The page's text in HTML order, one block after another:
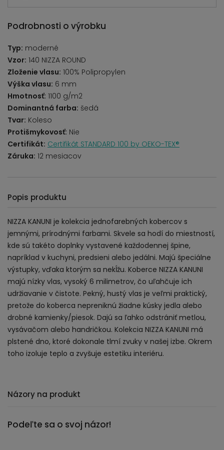
Podrobnosti o výrobku
Typ: moderné
Vzor: 140 NIZZA ROUND
Zloženie vlasu: 100% Polipropylen
Výška vlasu: 6 mm
Hmotnosť: 1100 g/m2
Dominantná farba: šedá
Tvar: Koleso
Protišmykovosť: Nie
Certifikát: Certifikát STANDARD 100 by OEKO-TEX®
Záruka: 12 mesiacov
Popis produktu
NIZZA KANUNI je kolekcia jednofarebných kobercov s
jemnými, prírodnými farbami. Skvele sa hodí do miestností,
kde sú takéto doplnky vystavené každodennej špine,
napríklad v kuchyni, predsieni alebo jedálni. Majú špeciálne
výstupky, vďaka ktorým sa nekĺžu. Koberce NIZZA KANUNI
majú nízky vlas, vysoký 6 milimetrov, čo uľahčuje ich
udržiavanie v čistote. Pekný, hustý vlas je veľmi praktický,
pretože do koberca nepreniknú žiadne kúsky jedla alebo
drobné kamienky/piesok. Dajú sa ľahko odstrániť metlou,
vysávačom alebo handričkou. Kolekcia NIZZA KANUNI má
plstené dno, ktoré dokonale tlmí zvuky v našej izbe. Okrem
toho izoluje teplo a zvyšuje estetiku interiéru.
Názory na produkt
Podeľte sa o svoj názor!